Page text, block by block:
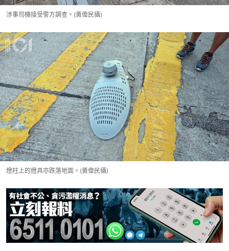
涉事司機接受警方調查。(黃偉民攝)
燈柱上的燈具亦跌落地面。(黃偉民攝)